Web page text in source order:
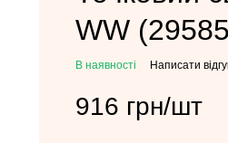
WW
В наявності Написати
916 грн/шт